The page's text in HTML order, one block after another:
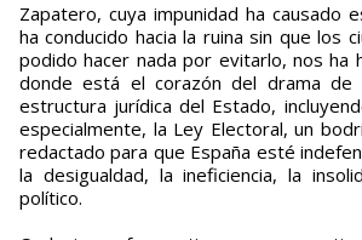
Zapatero, cuya impunidad ha causado
ha conducido hacia la ruina sin que los
podido hacer nada por evitarlo, nos ha
donde está el corazón del drama de
estructura jurídica del Estado,
especialmente, la Ley Electoral, un
redactado para que España esté
la desigualdad, la ineficiencia, la
político.